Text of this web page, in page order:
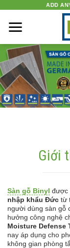
content
ADD
Giới
Sàn gỗ Binyl được
nhập khẩu Đức từ
người dùng sàn gỗ
hưởng công nghệ
Moisture Defense
nay áp dụng cho
không gian phòng